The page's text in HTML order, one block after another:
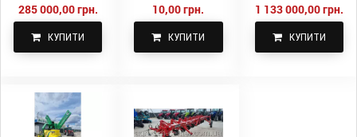
285 000,00 грн.
КУПИТИ
10,00 грн.
КУПИТИ
1 133 000,00 грн.
КУПИТИ